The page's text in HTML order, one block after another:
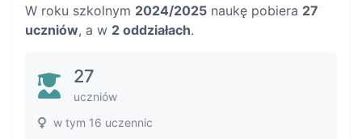
W roku szkolnym 2024/2025 naukę pobiera 27
uczniów, a w 2 oddziałach.
27
uczniów
w tym 16 uczennic